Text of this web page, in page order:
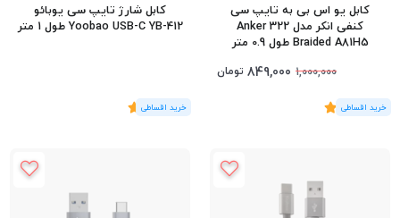
کابل یو‌ اس‌ بی به تایپ سی
کنفی انکر مدل Anker 322
Braided A81H5 طول 0.9 متر
1,000,000
849,000 تومان
(3 رای)
5
کابل شارژ تایپ سی یوبائو
Yoobao USB-C YB-412 طول 1 متر
(1رای)
5